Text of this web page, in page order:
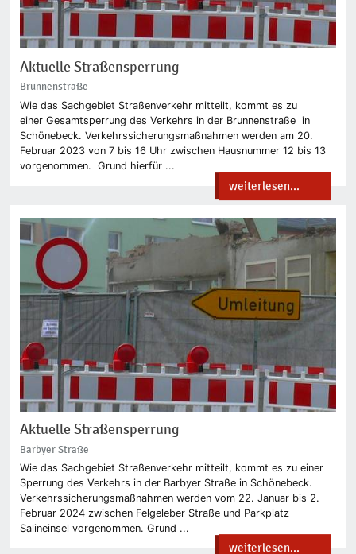
Aktuelle Straßensperrung
Brunnenstraße
Wie das Sachgebiet Straßenverkehr mitteilt, kommt es zu
einer Gesamtsperrung des Verkehrs in der Brunnenstraße in
Schönebeck. Verkehrssicherungsmaßnahmen werden am 20.
Februar 2023 von 7 bis 16 Uhr zwischen Hausnummer 12 bis 13
vorgenommen. Grund hierfür ...
weiterlesen...
Aktuelle Straßensperrung
Barbyer Straße
Wie das Sachgebiet Straßenverkehr mitteilt, kommt es zu einer
Sperrung des Verkehrs in der Barbyer Straße in Schönebeck.
Verkehrssicherungsmaßnahmen werden vom 22. Januar bis 2.
Februar 2024 zwischen Felgeleber Straße und Parkplatz
Salineinsel vorgenommen. Grund ...
weiterlesen...